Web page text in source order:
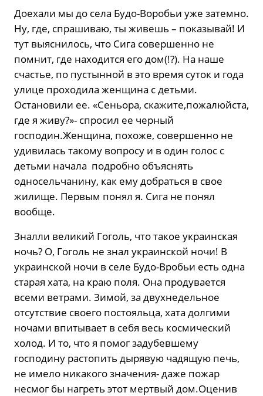
Доехали мы до села Будо-Воробьи уже затемно.
Ну, где, спрашиваю, ты живешь – показывай! И
тут выяснилось, что Сига совершенно не
помнит, где находится его дом(!?). На наше
счастье, по пустынной в это время суток и года
улице проходила женщина с детьми.
Остановили ее. «Сеньора, скажите,пожалюйста,
где я живу?»- спросил ее черный
господин.Женщина, похоже, совершенно не
удивилась такому вопросу и в один голос с
детьми начала подробно объяснять
односельчанину, как ему добраться в свое
жилище. Первым понял я. Сига не понял
вообще.
Зналли великий Гоголь, что такое украинская
ночь? О, Гоголь не знал украинской ночи! В
украинской ночи в селе Будо-Вробьи есть одна
старая хата, на краю поля. Она продувается
всеми ветрами. Зимой, за двухнедельное
отсутствие своего постояльца, хата долгими
ночами впитывает в себя весь космический
холод. И то, что я помог задубевшему
господину растопить дырявую чадящую печь,
не имело никакого значения- даже пожар
несмог бы нагреть этот мертвый дом.Оценив